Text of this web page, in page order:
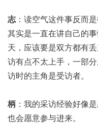
志 ：读空气这件事反而
其实是一直在讲自己的
天，应该要是双方都有
访有点不太上手，一部
访时的主角是受访者。
柄 ：我的采访经验好像
也会愿意参与进来。